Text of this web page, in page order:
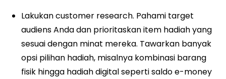
Lakukan customer research. Pahami target
audiens Anda dan prioritaskan item hadiah yang
sesuai dengan minat mereka. Tawarkan banyak
opsi pilihan hadiah, misalnya kombinasi barang
fisik hingga hadiah digital seperti saldo e-money